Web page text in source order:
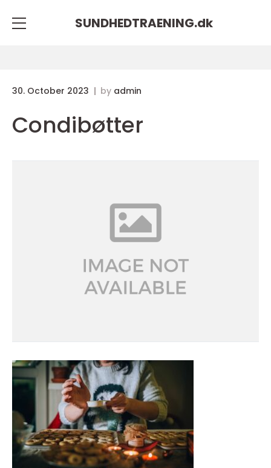
SUNDHEDTRAENING.dk
30. October 2023 by admin
Condibøtter